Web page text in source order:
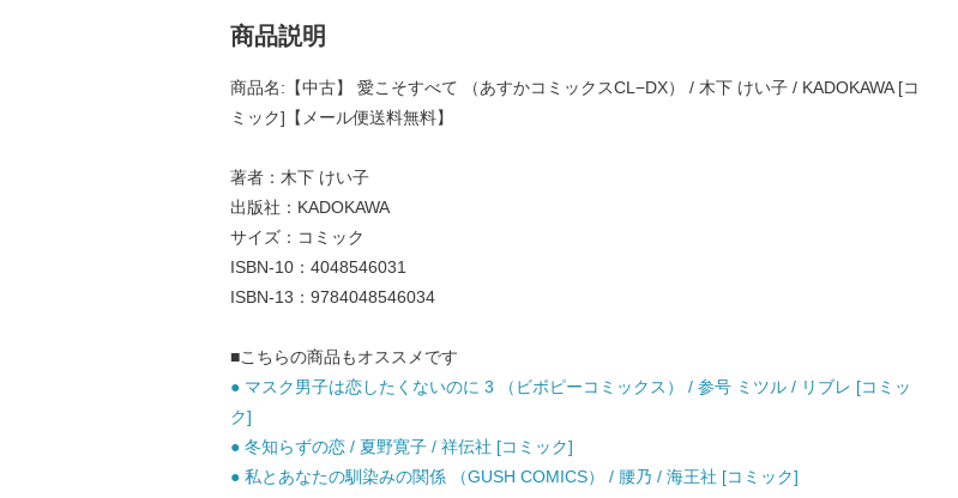
商品説明
商品名:【中古】 愛こそすべて （あすかコミックスCL−DX） / 木下 けい子 / KADOKAWA [コ
ミック]【メール便送料無料】
著者：木下 けい子
出版社：KADOKAWA
サイズ：コミック
ISBN-10：4048546031
ISBN-13：9784048546034
■こちらの商品もオススメです
● マスク男子は恋したくないのに 3 （ビボピーコミックス） / 参号 ミツル / リブレ [コミッ
ク]
● 冬知らずの恋 / 夏野寛子 / 祥伝社 [コミック]
● 私とあなたの馴染みの関係 （GUSH COMICS） / 腰乃 / 海王社 [コミック]